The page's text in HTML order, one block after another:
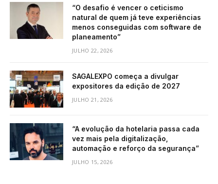
“O desafio é vencer o ceticismo
natural de quem já teve experiências
menos conseguidas com software de
planeamento”
JULHO 22, 2026
SAGALEXPO começa a divulgar
expositores da edição de 2027
JULHO 21, 2026
“A evolução da hotelaria passa cada
vez mais pela digitalização,
automação e reforço da segurança”
JULHO 15, 2026